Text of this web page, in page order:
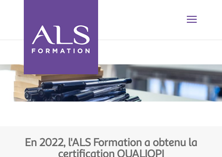
En 2022, l'ALS Formation a obtenu la
certification QUALIOPI